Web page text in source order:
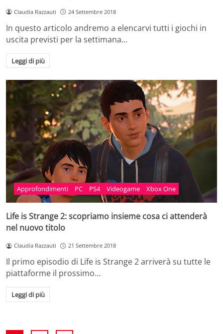
Claudia Razzauti 24 Settembre 2018
In questo articolo andremo a elencarvi tutti i giochi in
uscita previsti per la settimana…
Leggi di più
Approfondimenti PC PS4 Videogame Xbox One
Life is Strange 2: scopriamo insieme cosa ci attenderà
nel nuovo titolo
Claudia Razzauti 21 Settembre 2018
Il primo episodio di Life is Strange 2 arriverà su tutte le
piattaforme il prossimo…
Leggi di più